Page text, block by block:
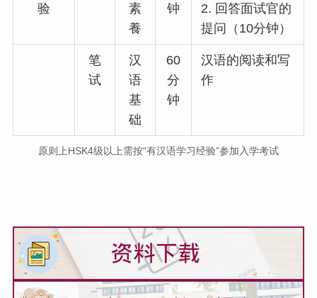
验
素
養
钟
2. 回答面试官的
提问（10分钟）
笔
试
汉
语
基
础
60
分
钟
汉语的阅读和写
作
原则上HSK4级以上需按“有汉语学习经验”参加入学考试